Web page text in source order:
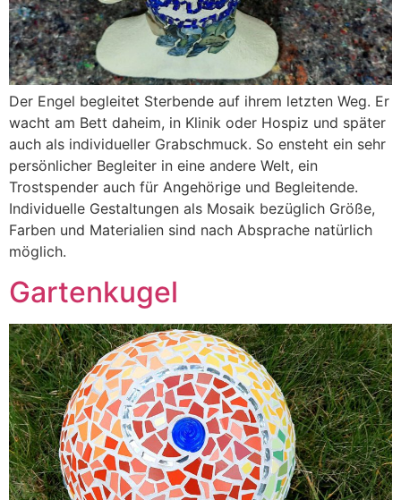
Der Engel begleitet Sterbende auf ihrem letzten Weg. Er
wacht am Bett daheim, in Klinik oder Hospiz und später
auch als individueller Grabschmuck. So ensteht ein sehr
persönlicher Begleiter in eine andere Welt, ein
Trostspender auch für Angehörige und Begleitende.
Individuelle Gestaltungen als Mosaik bezüglich Größe,
Farben und Materialien sind nach Absprache natürlich
möglich.
Gartenkugel